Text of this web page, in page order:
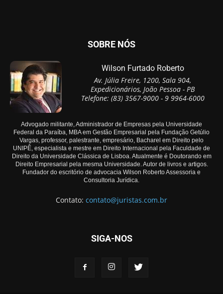
SOBRE NÓS
Wilson Furtado Roberto
Av. Júlia Freire, 1200, Sala 904,
Expedicionários, João Pessoa - PB
Telefone: (83) 3567-9000 - 9 9964-6000
Advogado militante, Administrador de Empresas pela Universidade
Federal da Paraíba, MBA em Gestão Empresarial pela Fundação Getúlio
Vargas, professor, palestrante, empresário, Bacharel em Direito pelo
UNIPÊ, especialista e mestre em Direito Internacional pela Faculdade de
Direito da Universidade Clássica de Lisboa. Atualmente é Doutorando em
Direito Empresarial pela mesma Universidade. Autor de livros e artigos.
Fundador do escritório de advocacia Wilson Roberto Assessoria e
Consultoria Jurídica.
Contato: contato@juristas.com.br
SIGA-NOS